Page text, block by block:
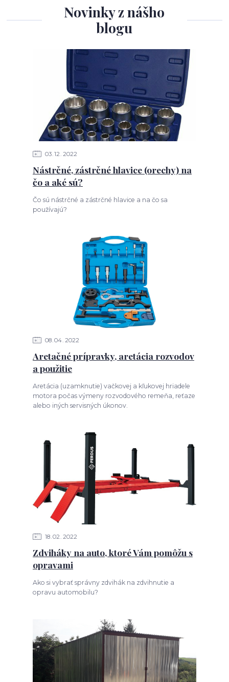
Novinky z nášho
blogu
03 12 2022
Nástrčné, zástrčné hlavice (orechy) na
čo a aké sú?
Čo sú nástrčné a zástrčné hlavice a na čo sa
používajú?
08 04 2022
Aretačné prípravky, aretácia rozvodov
a použitie
Aretácia (uzamknutie) vačkovej a kľukovej hriadele
motora počas výmeny rozvodového remeňa, reťaze
alebo iných servisných úkonov.
18 02 2022
Zdviháky na auto, ktoré Vám pomôžu s
opravami
Ako si vybrať správny zdvihák na zdvihnutie a
opravu automobilu?